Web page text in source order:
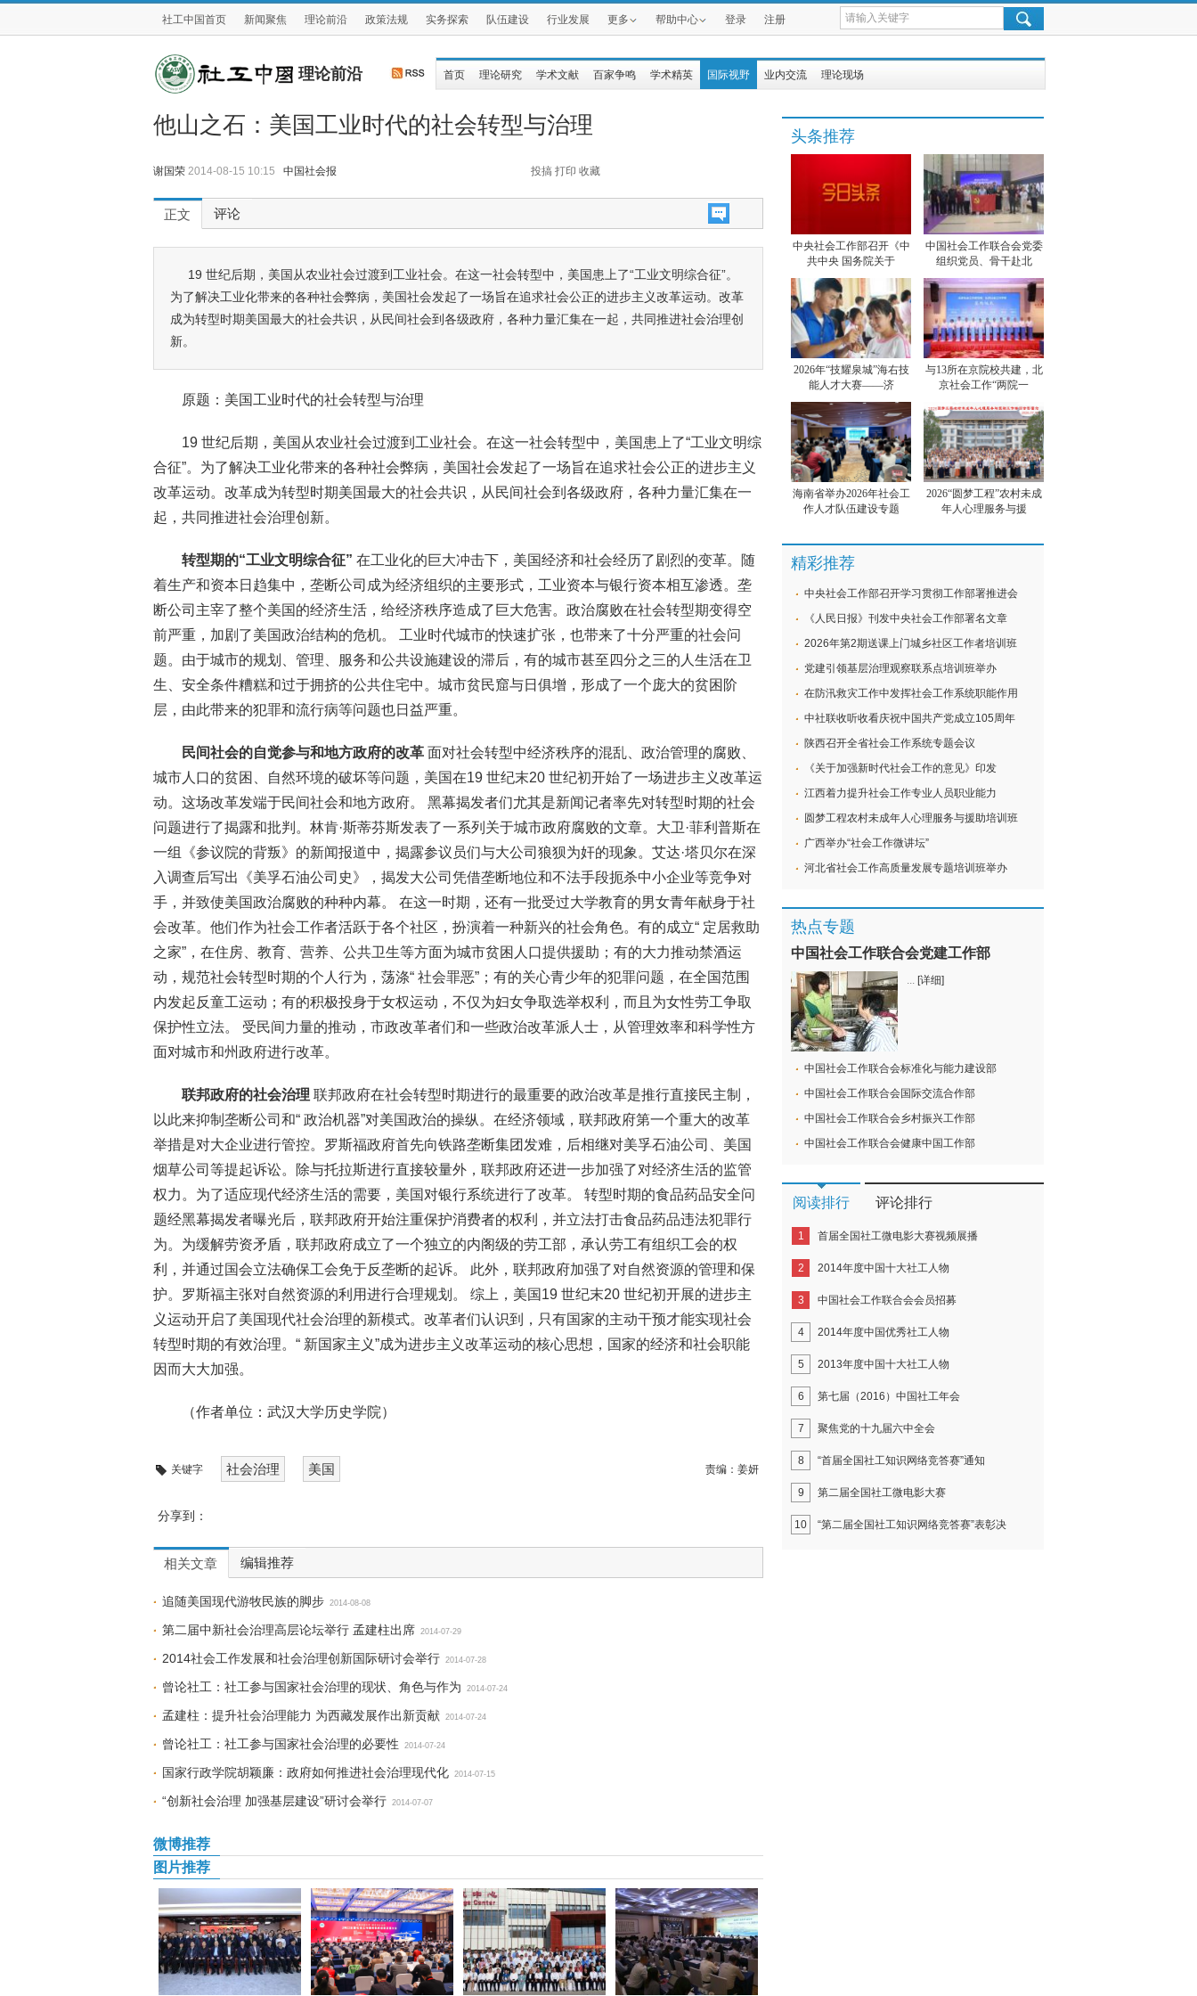
社工中国首页 新闻聚焦 理论前沿 政策法规 实务探索 队伍建设 行业发展 更多 帮助中心 登录 注册
理论前沿 首页 理论研究 学术文献 百家争鸣 学术精英 国际视野 业内交流 理论现场
他山之石：美国工业时代的社会转型与治理
谢国荣 2014-08-15 10:15 中国社会报 投搞 打印 收藏
正文 评论
19 世纪后期，美国从农业社会过渡到工业社会。在这一社会转型中，美国患上了“工业文明综合征”。
为了解决工业化带来的各种社会弊病，美国社会发起了一场旨在追求社会公正的进步主义改革运动。改革
成为转型时期美国最大的社会共识，从民间社会到各级政府，各种力量汇集在一起，共同推进社会治理创
新。
原题：美国工业时代的社会转型与治理
19 世纪后期，美国从农业社会过渡到工业社会。在这一社会转型中，美国患上了“工业文明综
合征”。为了解决工业化带来的各种社会弊病，美国社会发起了一场旨在追求社会公正的进步主义
改革运动。改革成为转型时期美国最大的社会共识，从民间社会到各级政府，各种力量汇集在一
起，共同推进社会治理创新。
转型期的“工业文明综合征” 在工业化的巨大冲击下，美国经济和社会经历了剧烈的变革。随
着生产和资本日趋集中，垄断公司成为经济组织的主要形式，工业资本与银行资本相互渗透。垄
断公司主宰了整个美国的经济生活，给经济秩序造成了巨大危害。政治腐败在社会转型期变得空
前严重，加剧了美国政治结构的危机。 工业时代城市的快速扩张，也带来了十分严重的社会问
题。由于城市的规划、管理、服务和公共设施建设的滞后，有的城市甚至四分之三的人生活在卫
生、安全条件糟糕和过于拥挤的公共住宅中。城市贫民窟与日俱增，形成了一个庞大的贫困阶
层，由此带来的犯罪和流行病等问题也日益严重。
民间社会的自觉参与和地方政府的改革 面对社会转型中经济秩序的混乱、政治管理的腐败、
城市人口的贫困、自然环境的破坏等问题，美国在19 世纪末20 世纪初开始了一场进步主义改革运
动。这场改革发端于民间社会和地方政府。 黑幕揭发者们尤其是新闻记者率先对转型时期的社会
问题进行了揭露和批判。林肯·斯蒂芬斯发表了一系列关于城市政府腐败的文章。大卫·菲利普斯在
一组《参议院的背叛》的新闻报道中，揭露参议员们与大公司狼狈为奸的现象。艾达·塔贝尔在深
入调查后写出《美孚石油公司史》，揭发大公司凭借垄断地位和不法手段扼杀中小企业等竞争对
手，并致使美国政治腐败的种种内幕。 在这一时期，还有一批受过大学教育的男女青年献身于社
会改革。他们作为社会工作者活跃于各个社区，扮演着一种新兴的社会角色。有的成立“ 定居救助
之家”，在住房、教育、营养、公共卫生等方面为城市贫困人口提供援助；有的大力推动禁酒运
动，规范社会转型时期的个人行为，荡涤“ 社会罪恶”；有的关心青少年的犯罪问题，在全国范围
内发起反童工运动；有的积极投身于女权运动，不仅为妇女争取选举权利，而且为女性劳工争取
保护性立法。 受民间力量的推动，市政改革者们和一些政治改革派人士，从管理效率和科学性方
面对城市和州政府进行改革。
联邦政府的社会治理 联邦政府在社会转型时期进行的最重要的政治改革是推行直接民主制，
以此来抑制垄断公司和“ 政治机器”对美国政治的操纵。在经济领域，联邦政府第一个重大的改革
举措是对大企业进行管控。罗斯福政府首先向铁路垄断集团发难，后相继对美孚石油公司、美国
烟草公司等提起诉讼。除与托拉斯进行直接较量外，联邦政府还进一步加强了对经济生活的监管
权力。为了适应现代经济生活的需要，美国对银行系统进行了改革。 转型时期的食品药品安全问
题经黑幕揭发者曝光后，联邦政府开始注重保护消费者的权利，并立法打击食品药品违法犯罪行
为。为缓解劳资矛盾，联邦政府成立了一个独立的内阁级的劳工部，承认劳工有组织工会的权
利，并通过国会立法确保工会免于反垄断的起诉。 此外，联邦政府加强了对自然资源的管理和保
护。罗斯福主张对自然资源的利用进行合理规划。 综上，美国19 世纪末20 世纪初开展的进步主
义运动开启了美国现代社会治理的新模式。改革者们认识到，只有国家的主动干预才能实现社会
转型时期的有效治理。“ 新国家主义”成为进步主义改革运动的核心思想，国家的经济和社会职能
因而大大加强。
（作者单位：武汉大学历史学院）
关键字 社会治理 美国 责编： 姜妍
分享到：
相关文章 编辑推荐
追随美国现代游牧民族的脚步 2014-08-08
第二届中新社会治理高层论坛举行 孟建柱出席 2014-07-29
2014社会工作发展和社会治理创新国际研讨会举行 2014-07-28
曾论社工：社工参与国家社会治理的现状、角色与作为 2014-07-24
孟建柱：提升社会治理能力 为西藏发展作出新贡献 2014-07-24
曾论社工：社工参与国家社会治理的必要性 2014-07-24
国家行政学院胡颖廉：政府如何推进社会治理现代化 2014-07-15
“创新社会治理 加强基层建设”研讨会举行 2014-07-07
微博推荐
图片推荐
头条推荐
中央社会工作部召开《中
共中央 国务院关于
中国社会工作联合会党委
组织党员、骨干赴北
2026年“技耀泉城”海右技
能人才大赛——济
与13所在京院校共建，北
京社会工作“两院一
海南省举办2026年社会工
作人才队伍建设专题
2026“圆梦工程”农村未成
年人心理服务与援
精彩推荐
中央社会工作部召开学习贯彻工作部署推进会
《人民日报》刊发中央社会工作部署名文章
2026年第2期送课上门城乡社区工作者培训班
党建引领基层治理观察联系点培训班举办
在防汛救灾工作中发挥社会工作系统职能作用
中社联收听收看庆祝中国共产党成立105周年
陕西召开全省社会工作系统专题会议
《关于加强新时代社会工作的意见》印发
江西着力提升社会工作专业人员职业能力
圆梦工程农村未成年人心理服务与援助培训班
广西举办“社会工作微讲坛”
河北省社会工作高质量发展专题培训班举办
热点专题
中国社会工作联合会党建工作部
... [详细]
中国社会工作联合会标准化与能力建设部
中国社会工作联合会国际交流合作部
中国社会工作联合会乡村振兴工作部
中国社会工作联合会健康中国工作部
阅读排行 评论排行
1 首届全国社工微电影大赛视频展播
2 2014年度中国十大社工人物
3 中国社会工作联合会会员招募
4 2014年度中国优秀社工人物
5 2013年度中国十大社工人物
6 第七届（2016）中国社工年会
7 聚焦党的十九届六中全会
8 “首届全国社工知识网络竞答赛”通知
9 第二届全国社工微电影大赛
10 “第二届全国社工知识网络竞答赛”表彰决